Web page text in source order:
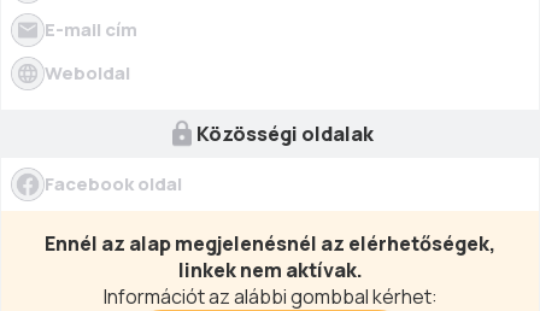
E-mail cím
Weboldal
Közösségi oldalak
Facebook oldal
Ennél az alap megjelenésnél az elérhetőségek,
linkek nem aktívak.
Információt az alábbi gombbal kérhet: